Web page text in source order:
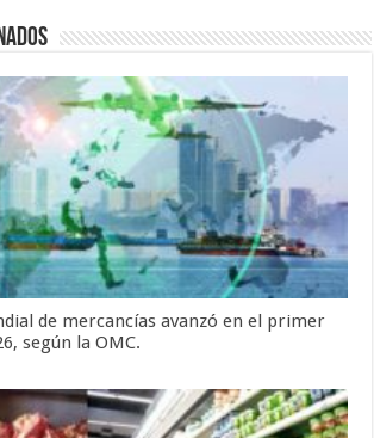
de mercancías avanzó en el primer
según la OMC.